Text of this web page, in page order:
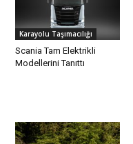
Karayolu Taşımacılığı
Scania Tam Elektrikli
Modellerini Tanıttı